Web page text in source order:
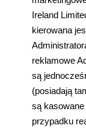
Ireland
kierowana
reklamowe
są jednocześ
(posiadają
są
przypadku